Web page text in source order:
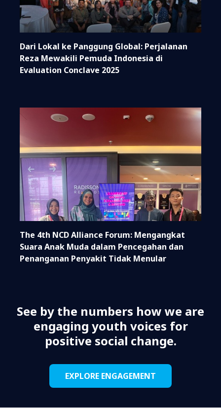
Dari Lokal ke Panggung Global: Perjalanan
Reza Mewakili Pemuda Indonesia di
Evaluation Conclave 2025
The 4th NCD Alliance Forum: Mengangkat
Suara Anak Muda dalam Pencegahan dan
Penanganan Penyakit Tidak Menular
See by the numbers how we are
engaging youth voices for
positive social change.
EXPLORE ENGAGEMENT